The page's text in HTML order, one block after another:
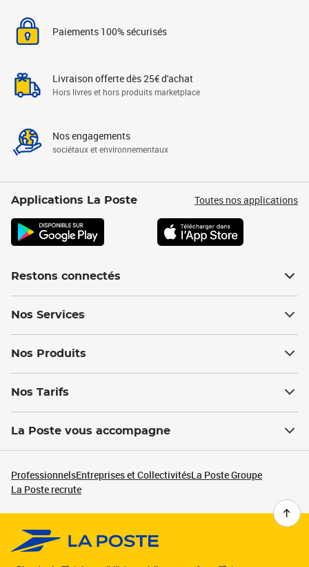
Paiements 100% sécurisés
Livraison offerte dès 25€ d'achat
Hors livres et hors produits marketplace
Nos engagements
sociétaux et environnementaux
Applications La Poste Toutes nos applications
Restons connectés
Nos Services
Nos Produits
Nos Tarifs
La Poste vous accompagne
ProfessionnelsEntreprises et CollectivitésLa Poste Groupe
La Poste recrute